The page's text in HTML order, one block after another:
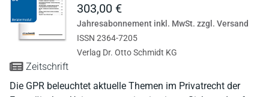
Zeitschrift
Die GPR beleuchtet aktuelle Themen im Privatrecht der
303,00 €
Jahresabonnement inkl. MwSt. zzgl. Versand
ISSN 2364-7205
Verlag Dr. Otto Schmidt KG